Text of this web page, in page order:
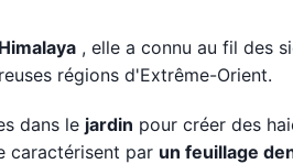
Himalaya , elle a connu au fil des
régions d'Extrême-Orient.
dans le jardin pour créer des
caractérisent par un feuillage